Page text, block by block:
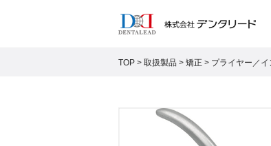
TOP > 取扱製品 > 矯正 > プライヤー／イ